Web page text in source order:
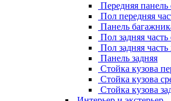
Передняя панель
Пол передняя
Панель
Пол задняя часть
Пол задняя часть
Панель задняя
Стойка кузова
Стойка кузова
Стойка кузова